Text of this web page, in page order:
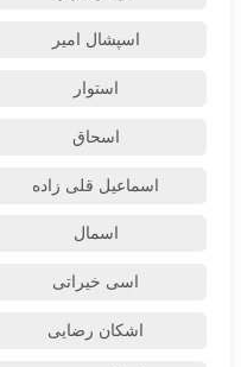
اسپشال امیر
استوار
اسحاق
اسماعیل قلی زاده
اسمال
اسی خیراتی
اشکان رضایی